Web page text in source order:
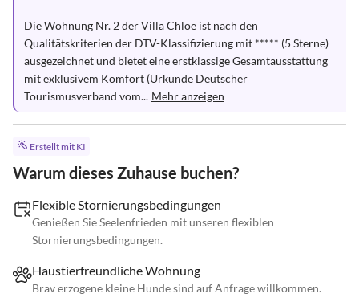
Die Wohnung Nr. 2 der Villa Chloe ist nach den
Qualitätskriterien der DTV-Klassifizierung mit ***** (5 Sterne)
ausgezeichnet und bietet eine erstklassige Gesamtausstattung
mit exklusivem Komfort (Urkunde Deutscher
Tourismusverband vom... Mehr anzeigen
Erstellt mit KI
Warum dieses Zuhause buchen?
Flexible Stornierungsbedingungen
Genießen Sie Seelenfrieden mit unseren flexiblen
Stornierungsbedingungen.
Haustierfreundliche Wohnung
Brav erzogene kleine Hunde sind auf Anfrage willkommen.